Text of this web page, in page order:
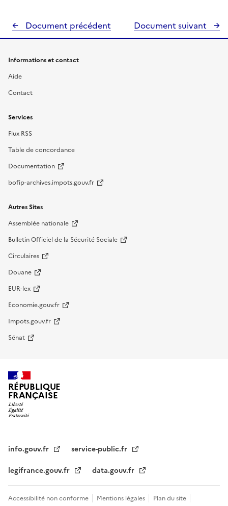
Document précédent Document suivant
Informations et contact
Aide
Contact
Services
Flux RSS
Table de concordance
Documentation
bofip-archives.impots.gouv.fr
Autres Sites
Assemblée nationale
Bulletin Officiel de la Sécurité Sociale
Circulaires
Douane
EUR-lex
Economie.gouv.fr
Impots.gouv.fr
Sénat
RÉPUBLIQUE
FRANÇAISE
info.gouv.fr
service-public.fr
legifrance.gouv.fr
data.gouv.fr
Accessibilité non conforme Mentions légales Plan du site